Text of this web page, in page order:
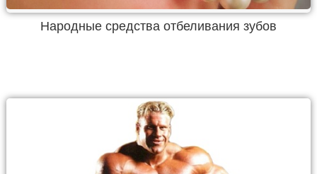
Народные средства отбеливания зубов